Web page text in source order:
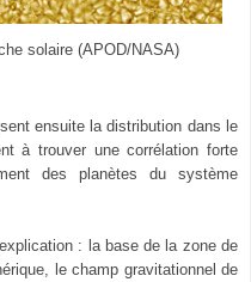
solaire (APOD/NASA)
ensuite la distribution dans le
à trouver une corrélation forte
des planètes du système
: la base de la zone de
le champ gravitationnel de